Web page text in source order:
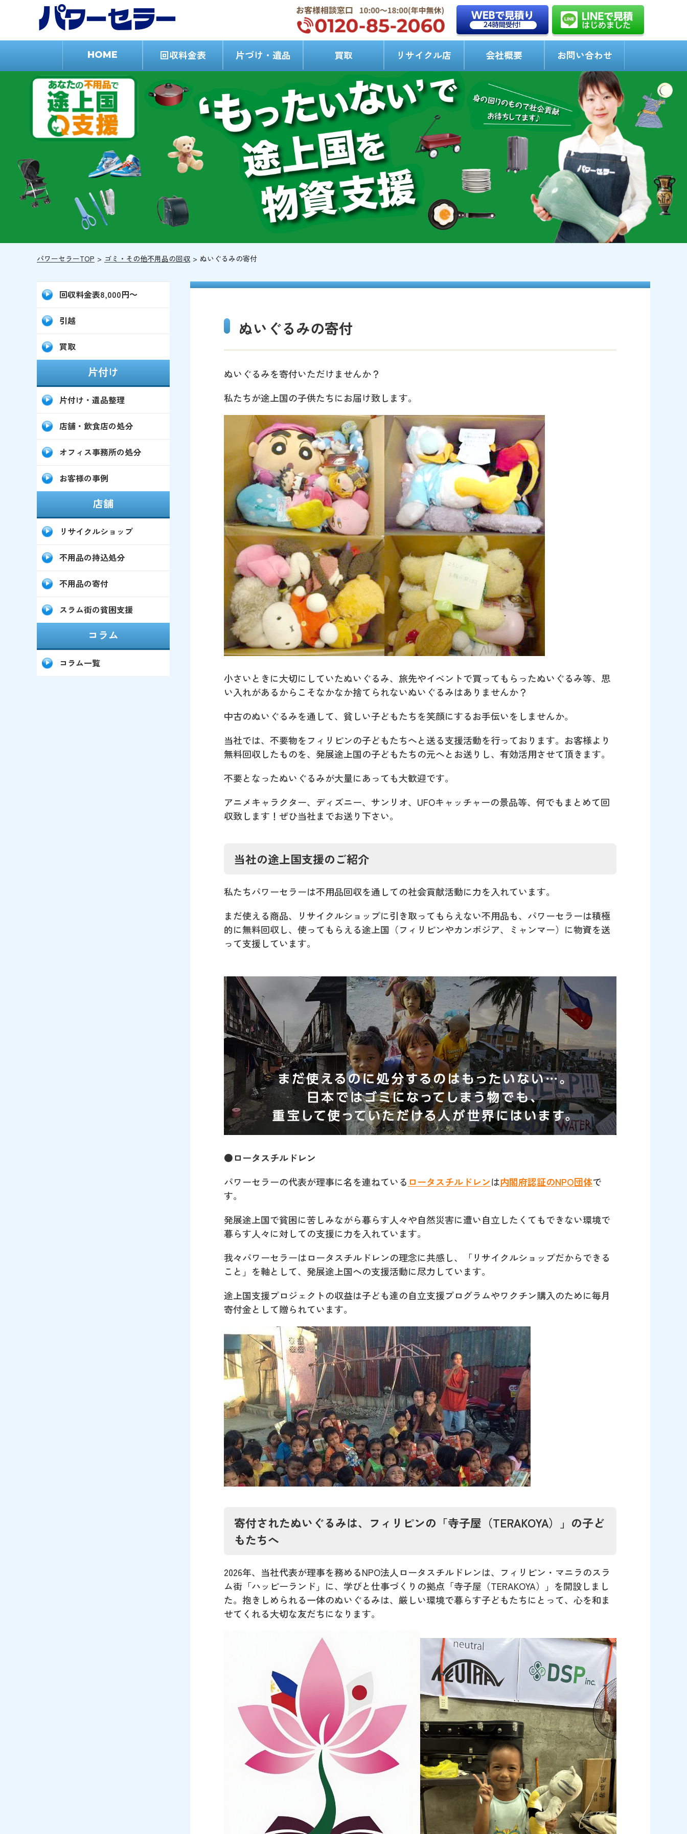
HOME 回収料金表 片づけ・遺品 買取 リサイクル店 会社概要 お問い合わせ
パワーセラーTOP ゴミ・その他不用品の回収 ぬいぐるみの寄付
ぬいぐるみの寄付
ぬいぐるみを寄付いただけませんか？
私たちが途上国の子供たちにお届け致します。
小さいときに大切にしていたぬいぐるみ、旅先やイベントで買ってもらったぬいぐるみ等、思
い入れがあるからこそなかなか捨てられないぬいぐるみはありませんか？
中古のぬいぐるみを通して、貧しい子どもたちを笑顔にするお手伝いをしませんか。
当社では、不要物をフィリピンの子どもたちへと送る支援活動を行っております。お客様より
無料回収したものを、発展途上国の子どもたちの元へとお送りし、有効活用させて頂きます。
不要となったぬいぐるみが大量にあっても大歓迎です。
アニメキャラクター、ディズニー、サンリオ、UFOキャッチャーの景品等、何でもまとめて回
収致します！ぜひ当社までお送り下さい。
当社の途上国支援のご紹介
私たちパワーセラーは不用品回収を通しての社会貢献活動に力を入れています。
まだ使える商品、リサイクルショップに引き取ってもらえない不用品も、パワーセラーは積極
的に無料回収し、使ってもらえる途上国（フィリピンやカンボジア、ミャンマー）に物資を送
って支援しています。
●ロータスチルドレン
パワーセラーの代表が理事に名を連ねている ロータスチルドレンは内閣府認証のNPO団体で
す。
発展途上国で貧困に苦しみながら暮らす人々や自然災害に遭い自立したくてもできない環境で
暮らす人々に対しての支援に力を入れています。
我々パワーセラーはロータスチルドレンの理念に共感し、「リサイクルショップだからできる
こと」を軸として、発展途上国への支援活動に尽力しています。
途上国支援プロジェクトの収益は子ども達の自立支援プログラムやワクチン購入のために毎月
寄付金として贈られています。
寄付されたぬいぐるみは、フィリピンの「寺子屋（TERAKOYA）」の子ど
もたちへ
2026年、当社代表が理事を務めるNPO法人ロータスチルドレンは、フィリピン・マニラのスラ
ム街「ハッピーランド」に、学びと仕事づくりの拠点「寺子屋（TERAKOYA）」を開設しまし
た。抱きしめられる一体のぬいぐるみは、厳しい環境で暮らす子どもたちにとって、心を和ま
せてくれる大切な友だちになります。
回収料金表8,000円～
引越
買取
片付け
片付け・遺品整理
店舗・飲食店の処分
オフィス事務所の処分
お客様の事例
店舗
リサイクルショップ
不用品の持込処分
不用品の寄付
スラム街の貧困支援
コラム
コラム一覧